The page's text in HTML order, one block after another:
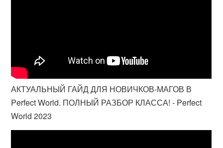
АКТУАЛЬНЫЙ ГАЙД ДЛЯ НОВИЧКОВ-МАГОВ В
Perfect World. ПОЛНЫЙ РАЗБОР КЛАССА! - Perfect
World 2023